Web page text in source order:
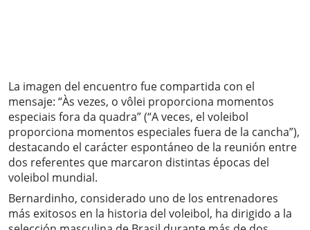
La imagen del encuentro fue compartida con el
mensaje: “Às vezes, o vôlei proporciona momentos
especiais fora da quadra” (“A veces, el voleibol
proporciona momentos especiales fuera de la cancha”),
destacando el carácter espontáneo de la reunión entre
dos referentes que marcaron distintas épocas del
voleibol mundial.
Bernardinho, considerado uno de los entrenadores
más exitosos en la historia del voleibol, ha dirigido a la